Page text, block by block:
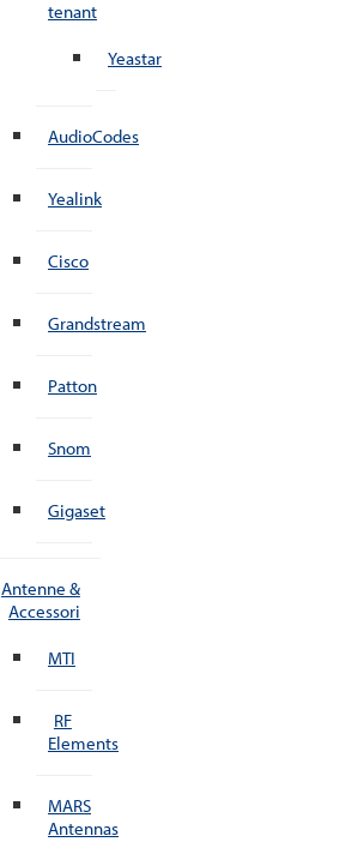
tenant
Yeastar
AudioCodes
Yealink
Cisco
Grandstream
Patton
Snom
Gigaset
Antenne &
Accessori
MTI
RF
Elements
MARS
Antennas